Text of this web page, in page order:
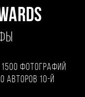
фотографий
авторов 10-й